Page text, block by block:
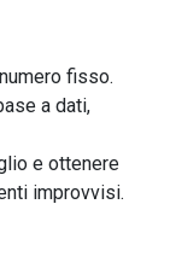
fisso.
a dati,
e ottenere
improvvisi.